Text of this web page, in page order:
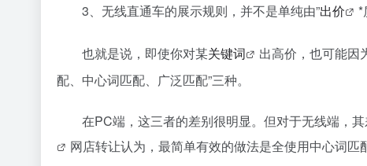
3、无线直通车的展示规则，并不是单纯由”出价 *
也就是说，即使你对某关键词
出高价，也可能因
配、中心词匹配、广泛匹配”三种。
在PC端，这三者的差别很明显。但对于无线端，
网店转让认为，最简单有效的做法是全使用中心词匹